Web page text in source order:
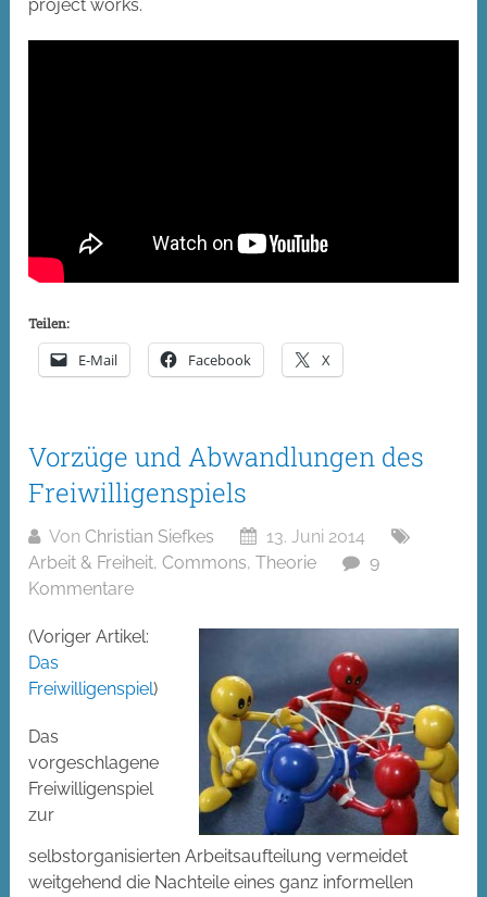
project works.
Teilen:
E-Mail Facebook X
Vorzüge und Abwandlungen des
Freiwilligenspiels
VonChristian Siefkes
13. Juni 2014
Arbeit & Freiheit,Commons,Theorie
9
Kommentare
(Voriger Artikel:
Das
Freiwilligenspiel)
Das
vorgeschlagene
Freiwilligenspiel
zur
selbstorganisierten Arbeitsaufteilung vermeidet
weitgehend die Nachteile eines ganz informellen